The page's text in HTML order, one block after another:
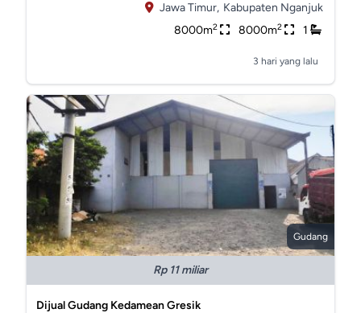
Jawa Timur, Kabupaten Nganjuk
8000m2 8000m2 1
3 hari yang lalu
Gudang
Rp 11 miliar
Dijual Gudang Kedamean Gresik